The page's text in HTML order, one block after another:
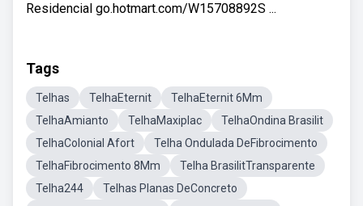
Residencial go.hotmart.com/W15708892S ...
Tags
Telhas TelhaEternit
TelhaEternit 6Mm
TelhaAmianto
TelhaMaxiplac
TelhaOndina Brasilit
TelhaColonial Afort
Telha Ondulada DeFibrocimento
TelhaFibrocimento 8Mm
Telha BrasilitTransparente
Telha244
Telhas Planas DeConcreto